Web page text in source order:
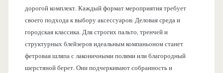
дорогой комплект. Каждый формат мероприятия требует
своего подхода к выбору аксессуаров: Деловая среда и
городская классика. Для строгих пальто, тренчей и
структурных блейзеров идеальным компаньоном станет
фетровая шляпа с лаконичными полями или благородный
шерстяной берет. Они подчеркивают собранность и